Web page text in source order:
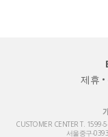
제휴
CUSTOMER CENTER T.
서울중구-